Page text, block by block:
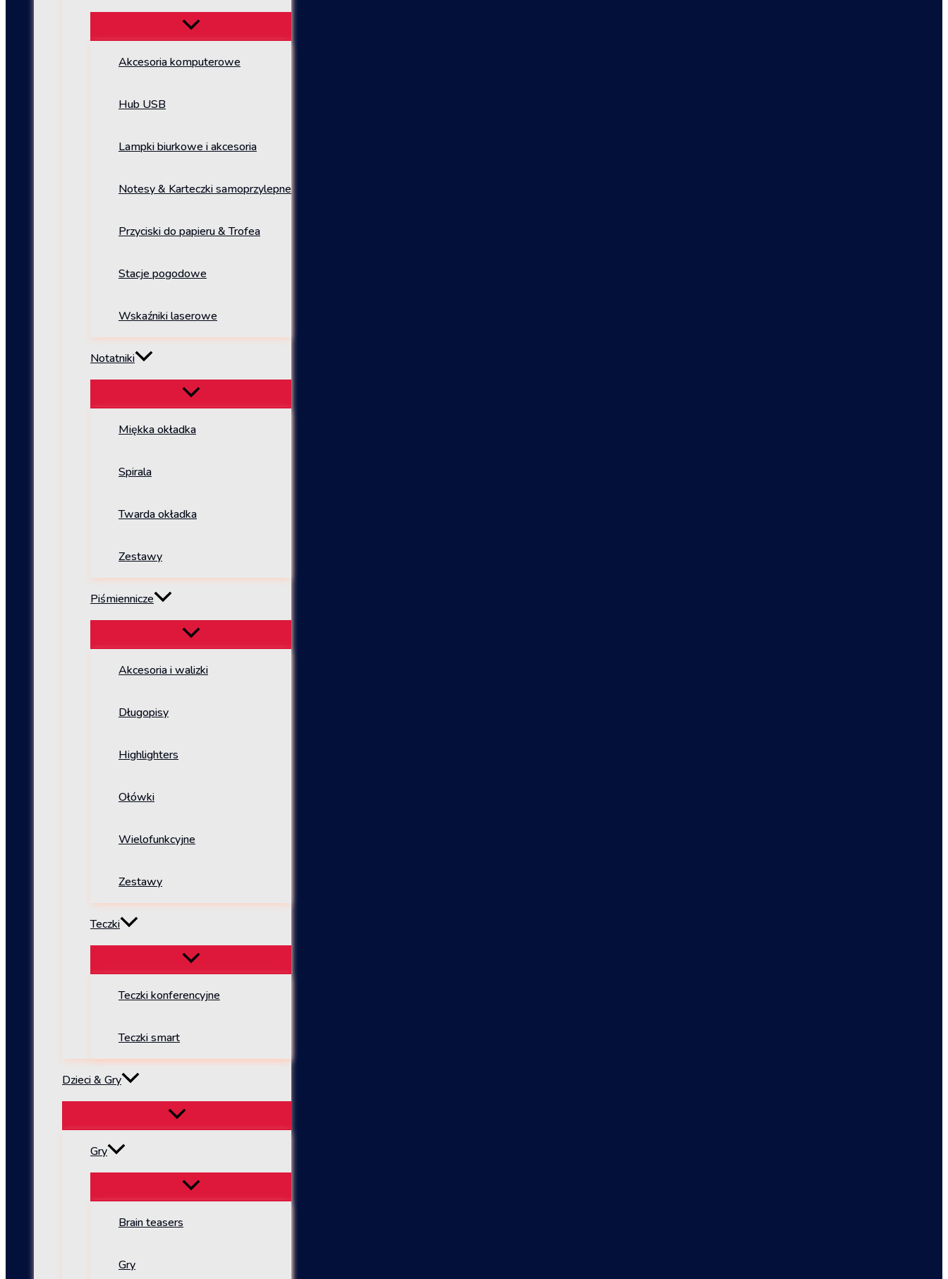
Akcesoria komputerowe
Hub USB
Lampki biurkowe i akcesoria
Notesy & Karteczki samoprzylepne
Przyciski do papieru & Trofea
Stacje pogodowe
Wskaźniki laserowe
Notatniki
Miękka okładka
Spirala
Twarda okładka
Zestawy
Piśmiennicze
Akcesoria i walizki
Długopisy
Highlighters
Ołówki
Wielofunkcyjne
Zestawy
Teczki
Teczki konferencyjne
Teczki smart
Dzieci & Gry
Gry
Brain teasers
Gry